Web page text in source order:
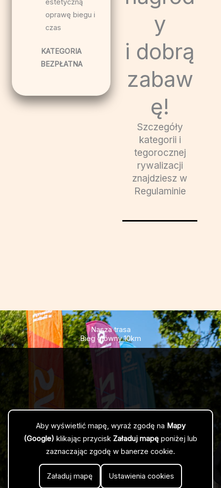
estetyczną
oprawę biegu i
czas
KATEGORIA
BEZPŁATNA
y
i dobrą
zabaw
ę!
Szczegóły
kategorii i
tegorocznej
rywalizacji
znajdziesz w
Regulaminie
Nasza trasa
Bieg główny 10km
Aby wyświetlić mapę, wyraź zgodę na Mapy
(Google) klikając przycisk Załaduj mapę poniżej lub
zaznaczając zgodę w banerze cookie.
Załaduj mapę Ustawienia cookies